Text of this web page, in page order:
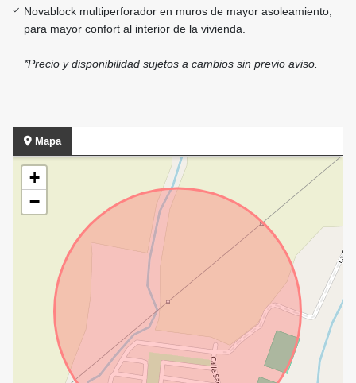
Novablock multiperforador en muros de mayor asoleamiento,
para mayor confort al interior de la vivienda.
*Precio y disponibilidad sujetos a cambios sin previo aviso.
Mapa
+
−